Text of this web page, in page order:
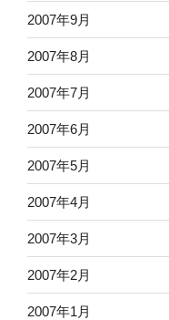
2007年9月
2007年8月
2007年7月
2007年6月
2007年5月
2007年4月
2007年3月
2007年2月
2007年1月